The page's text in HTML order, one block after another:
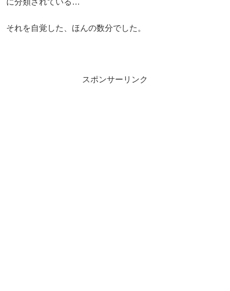
に分類されている…
それを自覚した、ほんの数分でした。
スポンサーリンク